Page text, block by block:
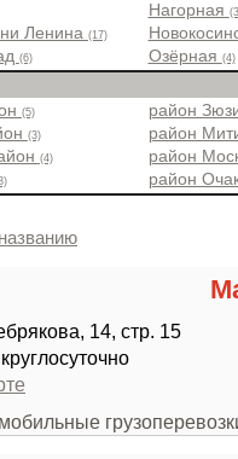
Ленина (17)
(6)
Нагорная
Озёрная (4)
(5)
(3)
(4)
район
район
район
район
14, стр. 15